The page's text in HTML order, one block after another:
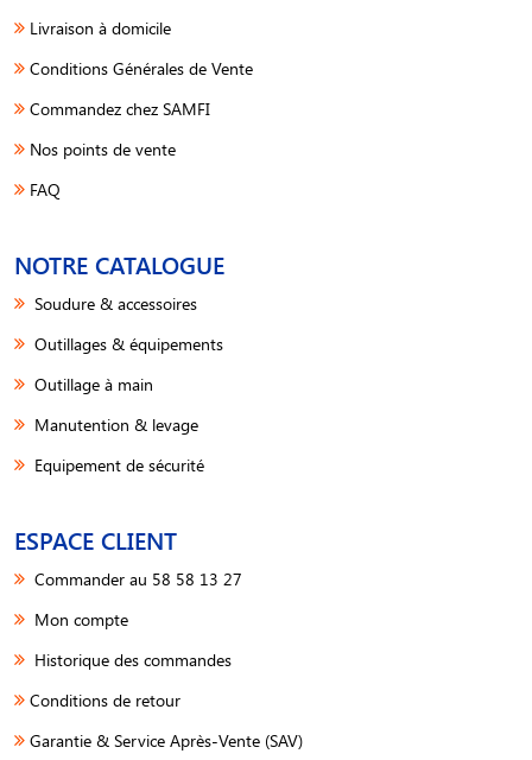
Livraison à domicile
Conditions Générales de Vente
Commandez chez SAMFI
Nos points de vente
FAQ
NOTRE CATALOGUE
Soudure & accessoires
Outillages & équipements
Outillage à main
Manutention & levage
Equipement de sécurité
ESPACE CLIENT
Commander au 58 58 13 27
Mon compte
Historique des commandes
Conditions de retour
Garantie & Service Après-Vente (SAV)